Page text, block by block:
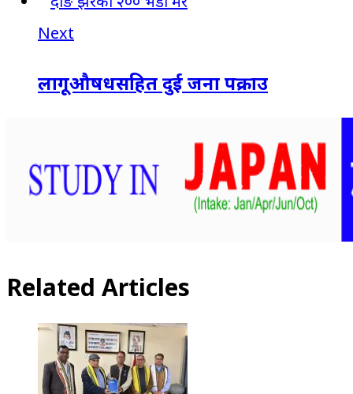
Next
लागूऔषधसहित दुई जना पक्राउ
Related Articles